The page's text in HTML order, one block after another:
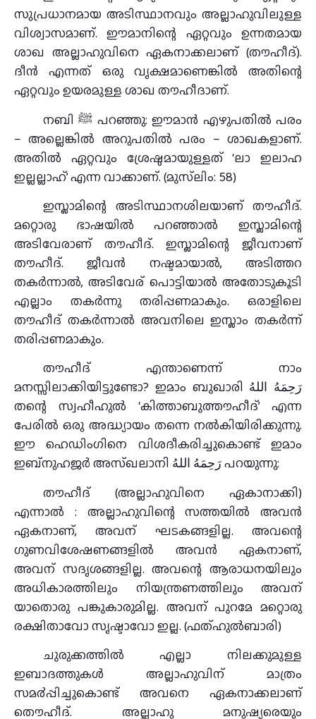
സുപ്രധാനമായ അടിസ്ഥാനവും അല്ലാഹുവിലുള്ള
വിശ്വാസമാണ്. ഈമാനിന്റെ ഏറ്റവും ഉന്നതമായ
ശാഖ അല്ലാഹുവിനെ ഏകനാക്കലാണ് (തൗഹീദ്).
ദീൻ എന്നത് ഒരു വൃക്ഷമാണെങ്കിൽ അതിന്റെ
ഏറ്റവും ഉയരമുള്ള ശാഖ തൗഹീദാണ്.
നബി ﷺ പറഞ്ഞു: ഈമാൻ എഴുപതിൽ പരം
– അല്ലെങ്കിൽ അറുപതിൽ പരം – ശാഖകളാണ്.
അതിൽ ഏറ്റവും ശ്രേഷ്ഠമായുള്ളത് ‘ലാ ഇലാഹ
ഇല്ലല്ലാഹ്’ എന്ന വാക്കാണ്. (മുസ്‌ലിം: 58)
ഇസ്ലാമിന്റെ അടിസ്ഥാനശിലയാണ് തൗഹീദ്.
മറ്റൊരു ഭാഷയിൽ പറഞ്ഞാൽ ഇസ്ലാമിന്റെ
അടിവേരാണ് തൗഹീദ്. ഇസ്ലാമിന്റെ ജീവനാണ്
തൗഹീദ്. ജീവൻ നഷ്ടമായാൽ, അടിത്തറ
തകർന്നാൽ, അടിവേര് പൊട്ടിയാൽ അതോടുകൂടി
എല്ലാം തകർന്നു തരിപ്പണമാകും. ഒരാളിലെ
തൗഹീദ് തകർന്നാൽ അവനിലെ ഇസ്ലാം തകർന്ന്
തരിപ്പണമാകും.
തൗഹീദ് എന്താണെന്ന് നാം
മനസ്സിലാക്കിയിട്ടുണ്ടോ? ഇമാം ബുഖാരി رَحِمَهُ اللهُ
തന്റെ സ്വഹീഹുൽ ‘കിത്താബുത്തൗഹീദ്’ എന്ന
പേരിൽ ഒരു അദ്ധ്യായം തന്നെ നൽകിയിരിക്കുന്നു.
ഈ ഹെഡിംഗിനെ വിശദീകരിച്ചുകൊണ്ട് ഇമാം
ഇബ്നുഹജർ അസ്ഖലാനി رَحِمَهُ اللهُ പറയുന്നു:
തൗഹീദ് (അല്ലാഹുവിനെ ഏകാനാക്കി)
എന്നാൽ : അല്ലാഹുവിന്റെ സത്തയിൽ അവൻ
ഏകനാണ്, അവന് ഘടകങ്ങളില്ല. അവന്റെ
ഗുണവിശേഷണങ്ങളിൽ അവൻ ഏകനാണ്,
അവന് സദൃശങ്ങളില്ല. അവന്റെ ആരാധനയിലും
അധികാരത്തിലും നിയന്ത്രണത്തിലും അവന്
യാതൊരു പങ്കുകാരുമില്ല. അവന് പുറമേ മറ്റൊരു
രക്ഷിതാവോ സൃഷ്ടാവോ ഇല്ല. (ഫത്ഹുൽബാരി)
ചുരുക്കത്തിൽ എല്ലാ നിലക്കുമുള്ള
ഇബാദത്തുകൾ അല്ലാഹുവിന് മാത്രം
സമ൪പ്പിച്ചുകൊണ്ട് അവനെ ഏകനാക്കലാണ്
തൌഹീദ്. അല്ലാഹു മനുഷ്യരെയും